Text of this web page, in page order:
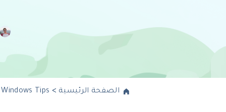
الصفحة الرئيسية >
Windows Tips